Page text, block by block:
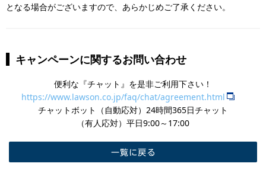
となる場合がございますので、あらかじめご了承ください。
キャンペーンに関するお問い合わせ
便利な『チャット』を是非ご利用下さい！
https://www.lawson.co.jp/faq/chat/agreement.html
チャットボット（自動応対）24時間365日チャット
​（有人応対）平日9:00～17:00